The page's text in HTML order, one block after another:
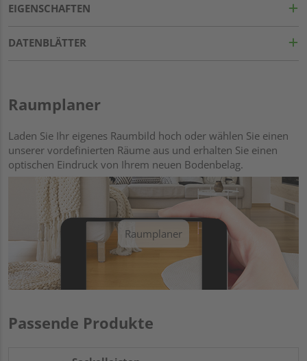
EIGENSCHAFTEN
DATENBLÄTTER
Raumplaner
Laden Sie Ihr eigenes Raumbild hoch oder wählen Sie einen
unserer vordefinierten Räume aus und erhalten Sie einen
optischen Eindruck von Ihrem neuen Bodenbelag.
Raumplaner
Passende Produkte